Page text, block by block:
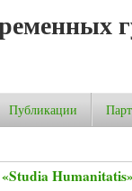
Публикации